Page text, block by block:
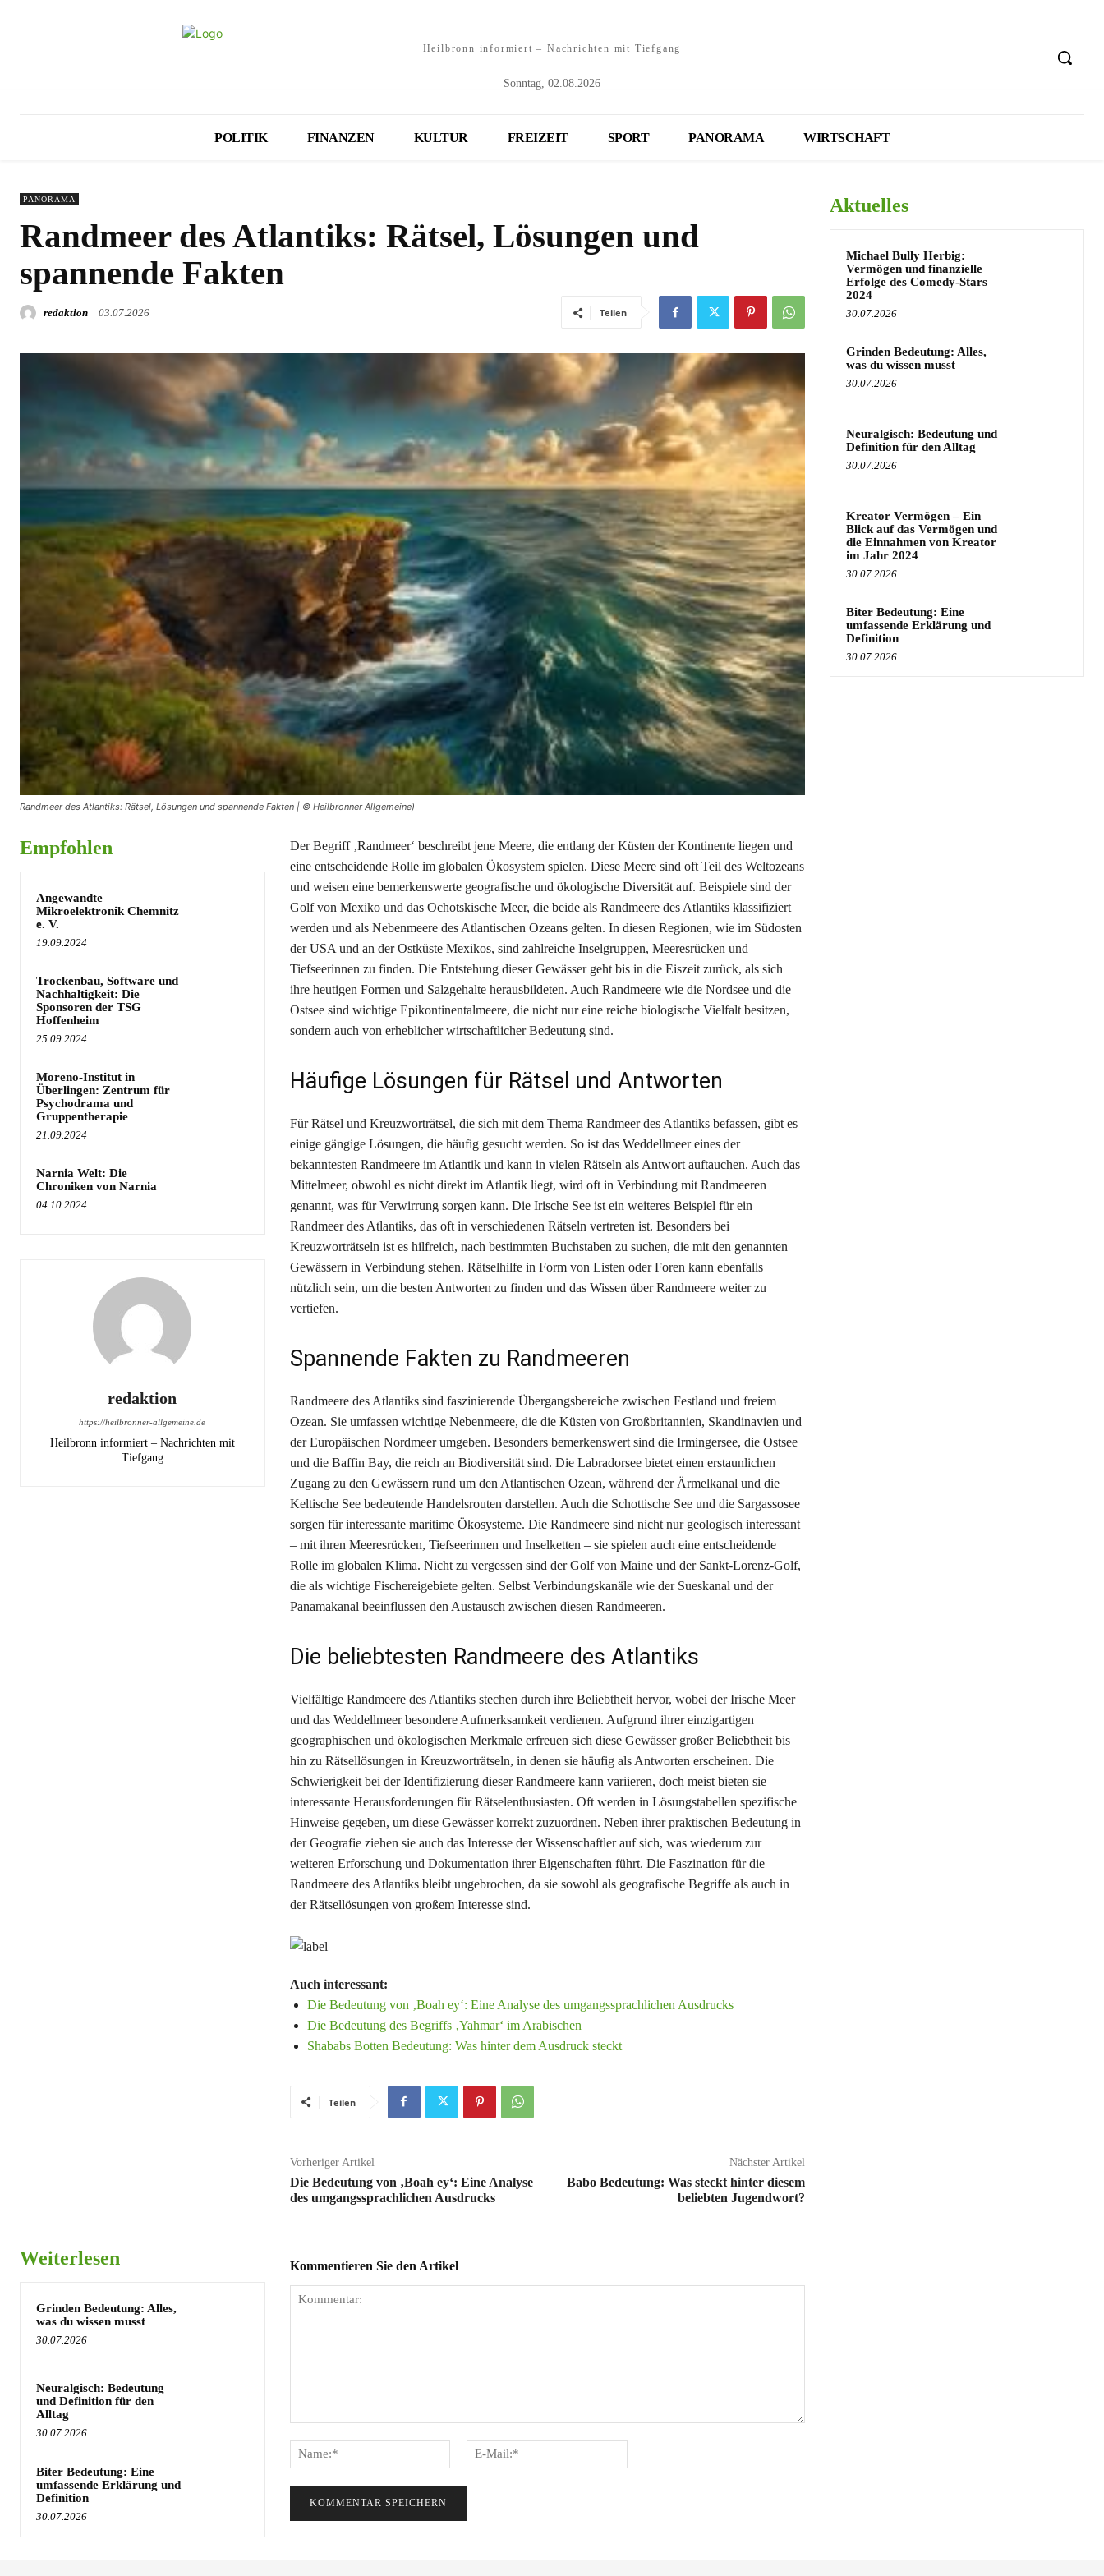
Heilbronn informiert – Nachrichten mit Tiefgang
Sonntag, 02.08.2026
POLITIK FINANZEN KULTUR FREIZEIT SPORT PANORAMA WIRTSCHAFT
PANORAMA
Randmeer des Atlantiks: Rätsel, Lösungen und
spannende Fakten
redaktion 03.07.2026 Teilen
Randmeer des Atlantiks: Rätsel, Lösungen und spannende Fakten | © Heilbronner Allgemeine)
Empfohlen
Angewandte
Mikroelektronik Chemnitz
e. V.
19.09.2024
Trockenbau, Software und
Nachhaltigkeit: Die
Sponsoren der TSG
Hoffenheim
25.09.2024
Moreno-Institut in
Überlingen: Zentrum für
Psychodrama und
Gruppentherapie
21.09.2024
Narnia Welt: Die
Chroniken von Narnia
04.10.2024
redaktion
https://heilbronner-allgemeine.de
Heilbronn informiert – Nachrichten mit
Tiefgang
Der Begriff ‚Randmeer‘ beschreibt jene Meere, die entlang der Küsten der Kontinente liegen und
eine entscheidende Rolle im globalen Ökosystem spielen. Diese Meere sind oft Teil des Weltozeans
und weisen eine bemerkenswerte geografische und ökologische Diversität auf. Beispiele sind der
Golf von Mexiko und das Ochotskische Meer, die beide als Randmeere des Atlantiks klassifiziert
werden und als Nebenmeere des Atlantischen Ozeans gelten. In diesen Regionen, wie im Südosten
der USA und an der Ostküste Mexikos, sind zahlreiche Inselgruppen, Meeresrücken und
Tiefseerinnen zu finden. Die Entstehung dieser Gewässer geht bis in die Eiszeit zurück, als sich
ihre heutigen Formen und Salzgehalte herausbildeten. Auch Randmeere wie die Nordsee und die
Ostsee sind wichtige Epikontinentalmeere, die nicht nur eine reiche biologische Vielfalt besitzen,
sondern auch von erheblicher wirtschaftlicher Bedeutung sind.
Häufige Lösungen für Rätsel und Antworten
Für Rätsel und Kreuzworträtsel, die sich mit dem Thema Randmeer des Atlantiks befassen, gibt es
einige gängige Lösungen, die häufig gesucht werden. So ist das Weddellmeer eines der
bekanntesten Randmeere im Atlantik und kann in vielen Rätseln als Antwort auftauchen. Auch das
Mittelmeer, obwohl es nicht direkt im Atlantik liegt, wird oft in Verbindung mit Randmeeren
genannt, was für Verwirrung sorgen kann. Die Irische See ist ein weiteres Beispiel für ein
Randmeer des Atlantiks, das oft in verschiedenen Rätseln vertreten ist. Besonders bei
Kreuzworträtseln ist es hilfreich, nach bestimmten Buchstaben zu suchen, die mit den genannten
Gewässern in Verbindung stehen. Rätselhilfe in Form von Listen oder Foren kann ebenfalls
nützlich sein, um die besten Antworten zu finden und das Wissen über Randmeere weiter zu
vertiefen.
Spannende Fakten zu Randmeeren
Randmeere des Atlantiks sind faszinierende Übergangsbereiche zwischen Festland und freiem
Ozean. Sie umfassen wichtige Nebenmeere, die die Küsten von Großbritannien, Skandinavien und
der Europäischen Nordmeer umgeben. Besonders bemerkenswert sind die Irmingersee, die Ostsee
und die Baffin Bay, die reich an Biodiversität sind. Die Labradorsee bietet einen erstaunlichen
Zugang zu den Gewässern rund um den Atlantischen Ozean, während der Ärmelkanal und die
Keltische See bedeutende Handelsrouten darstellen. Auch die Schottische See und die Sargassosee
sorgen für interessante maritime Ökosysteme. Die Randmeere sind nicht nur geologisch interessant
– mit ihren Meeresrücken, Tiefseerinnen und Inselketten – sie spielen auch eine entscheidende
Rolle im globalen Klima. Nicht zu vergessen sind der Golf von Maine und der Sankt-Lorenz-Golf,
die als wichtige Fischereigebiete gelten. Selbst Verbindungskanäle wie der Sueskanal und der
Panamakanal beeinflussen den Austausch zwischen diesen Randmeeren.
Die beliebtesten Randmeere des Atlantiks
Vielfältige Randmeere des Atlantiks stechen durch ihre Beliebtheit hervor, wobei der Irische Meer
und das Weddellmeer besondere Aufmerksamkeit verdienen. Aufgrund ihrer einzigartigen
geographischen und ökologischen Merkmale erfreuen sich diese Gewässer großer Beliebtheit bis
hin zu Rätsellösungen in Kreuzworträtseln, in denen sie häufig als Antworten erscheinen. Die
Schwierigkeit bei der Identifizierung dieser Randmeere kann variieren, doch meist bieten sie
interessante Herausforderungen für Rätselenthusiasten. Oft werden in Lösungstabellen spezifische
Hinweise gegeben, um diese Gewässer korrekt zuzuordnen. Neben ihrer praktischen Bedeutung in
der Geografie ziehen sie auch das Interesse der Wissenschaftler auf sich, was wiederum zur
weiteren Erforschung und Dokumentation ihrer Eigenschaften führt. Die Faszination für die
Randmeere des Atlantiks bleibt ungebrochen, da sie sowohl als geografische Begriffe als auch in
der Rätsellösungen von großem Interesse sind.
Auch interessant:
Die Bedeutung von ‚Boah ey‘: Eine Analyse des umgangssprachlichen Ausdrucks
Die Bedeutung des Begriffs ‚Yahmar‘ im Arabischen
Shababs Botten Bedeutung: Was hinter dem Ausdruck steckt
Teilen
Vorheriger Artikel
Die Bedeutung von ‚Boah ey‘: Eine Analyse
des umgangssprachlichen Ausdrucks
Nächster Artikel
Babo Bedeutung: Was steckt hinter diesem
beliebten Jugendwort?
Weiterlesen
Grinden Bedeutung: Alles,
was du wissen musst
30.07.2026
Neuralgisch: Bedeutung
und Definition für den
Alltag
30.07.2026
Biter Bedeutung: Eine
umfassende Erklärung und
Definition
30.07.2026
Kommentieren Sie den Artikel
Name:*
Mail:*
Aktuelles
Michael Bully Herbig:
Vermögen und finanzielle
Erfolge des Comedy-Stars
2024
30.07.2026
Grinden Bedeutung: Alles,
was du wissen musst
30.07.2026
Neuralgisch: Bedeutung und
Definition für den Alltag
30.07.2026
Kreator Vermögen – Ein
Blick auf das Vermögen und
die Einnahmen von Kreator
im Jahr 2024
30.07.2026
Biter Bedeutung: Eine
umfassende Erklärung und
Definition
30.07.2026